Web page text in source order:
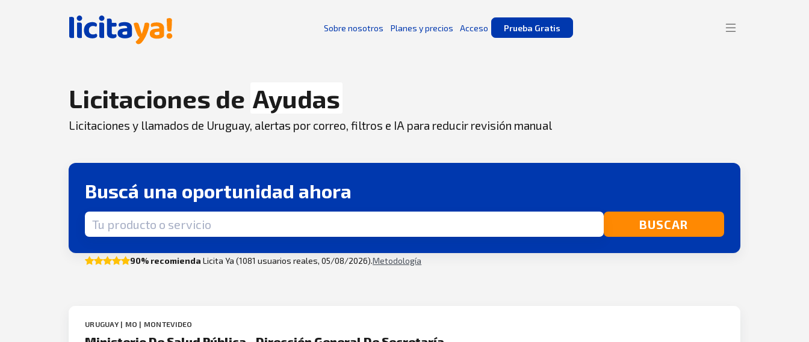
Sobre nosotros Planes y precios Acceso Prueba Gratis
Licitaciones de Ayudas
Licitaciones y llamados de Uruguay, alertas por correo, filtros e IA para reducir revisión manual
Buscá una oportunidad ahora
Término de búsqueda BUSCAR
90% recomienda Licita Ya (1081 usuarios reales, 05/08/2026).Metodología
URUGUAY | MO | MONTEVIDEO